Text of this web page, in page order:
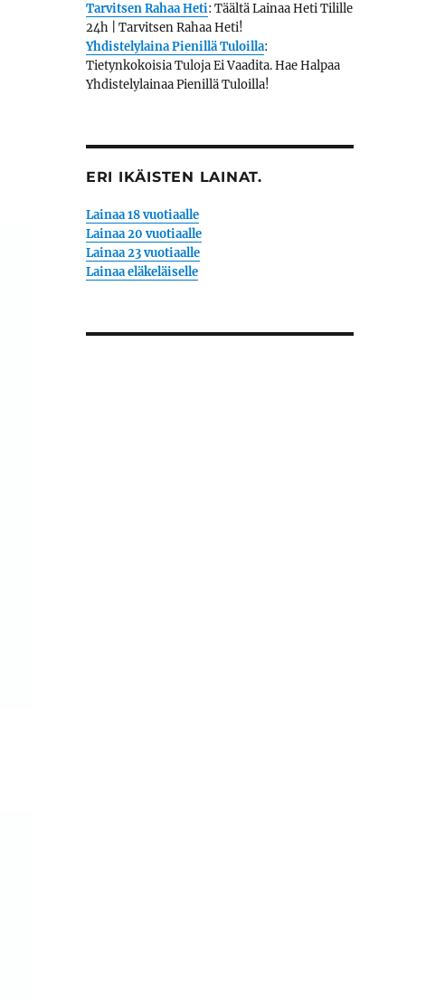
Tarvitsen Rahaa Heti: Täältä Lainaa Heti Tilille
24h | Tarvitsen Rahaa Heti!
Yhdistelylaina Pienillä Tuloilla:
Tietynkokoisia Tuloja Ei Vaadita. Hae Halpaa
Yhdistelylainaa Pienillä Tuloilla!
ERI IKÄISTEN LAINAT.
Lainaa 18 vuotiaalle
Lainaa 20 vuotiaalle
Lainaa 23 vuotiaalle
Lainaa eläkeläiselle